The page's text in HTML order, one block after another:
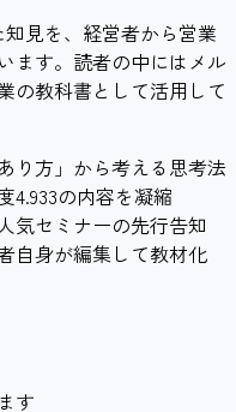
見を、経営者から営業
ます。読者の中にはメル
の教科書として活用して
あり方」から考える思考法
4.933の内容を凝縮
気セミナーの先行告知
自身が編集して教材化
す